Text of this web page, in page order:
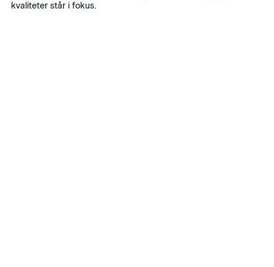
kvaliteter står i fokus.